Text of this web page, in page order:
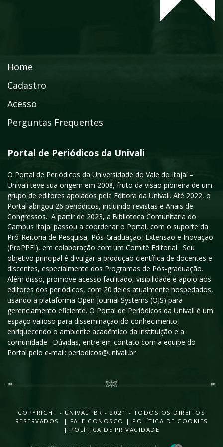
Home
Cadastro
Acesso
Perguntas Frequentes
Portal de Periódicos da Univali
O Portal de Periódicos da Universidade do Vale do Itajaí –
Univali teve sua origem em 2008, fruto da visão pioneira de um
grupo de editores apoiados pela Editora da Univali. Até 2022, o
Portal abrigou 26 periódicos, incluindo revistas e Anais de
Congressos. A partir de 2023, a Biblioteca Comunitária do
Campus Itajaí passou a coordenar o Portal, com o suporte da
Pró-Reitoria de Pesquisa, Pós-Graduação, Extensão e Inovação
(ProPPEI), em colaboração com um Comitê Editorial. Seu
objetivo principal é divulgar a produção científica de docentes e
discentes, especialmente dos Programas de Pós-graduação.
Além disso, promove acesso facilitado, visibilidade e apoio aos
editores dos periódicos, com 20 deles atualmente hospedados,
usando a plataforma Open Journal Systems (OJS) para
gerenciamento eficiente. O Portal de Periódicos da Univali é um
espaço valioso para disseminação do conhecimento,
enriquecendo o ambiente acadêmico da instituição e a
comunidade. Dúvidas, entre em contato com a equipe do
Portal pelo e-mail: periodicos@univali.br
COPYRIGHT - UNIVALI.BR - 2021 - TODOS OS DIREITOS
RESERVADOS |
FALE CONOSCO | POLÍTICA DE COOKIES
| POLÍTICA DE PRIVACIDADE